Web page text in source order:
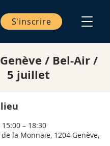
S'inscrire
/ Bel-Air /
5 juillet
– 18:30
de la Monnaie, 1204 Genève,